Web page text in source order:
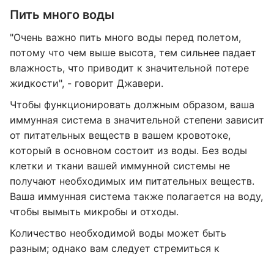
Пить много воды
"Очень важно пить много воды перед полетом,
потому что чем выше высота, тем сильнее падает
влажность, что приводит к значительной потере
жидкости", - говорит Джавери.
Чтобы функционировать должным образом, ваша
иммунная система в значительной степени зависит
от питательных веществ в вашем кровотоке,
который в основном состоит из воды. Без воды
клетки и ткани вашей иммунной системы не
получают необходимых им питательных веществ.
Ваша иммунная система также полагается на воду,
чтобы вымыть микробы и отходы.
Количество необходимой воды может быть
разным; однако вам следует стремиться к